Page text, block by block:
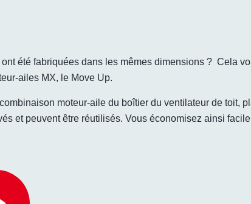
été fabriquées dans les mêmes dimensions ? Cela
ailes MX, le Move Up.
moteur-aile du boîtier du ventilateur de toit,
et peuvent être réutilisés. Vous économisez ainsi